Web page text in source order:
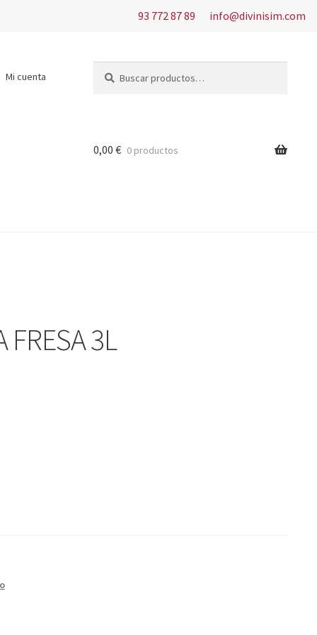
93 772 87 89 info@divinisim.com
Mi cuenta
por:
0,00€ 0 productos
FRESA 3L